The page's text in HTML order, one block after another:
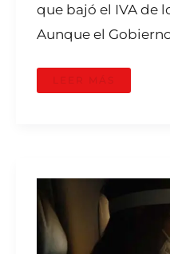
que bajó el IVA de
Aunque el
LEER MÁS
4
DESTINOS
EXIGEN
PRUEBA
COVID
EN
COLOMBIA